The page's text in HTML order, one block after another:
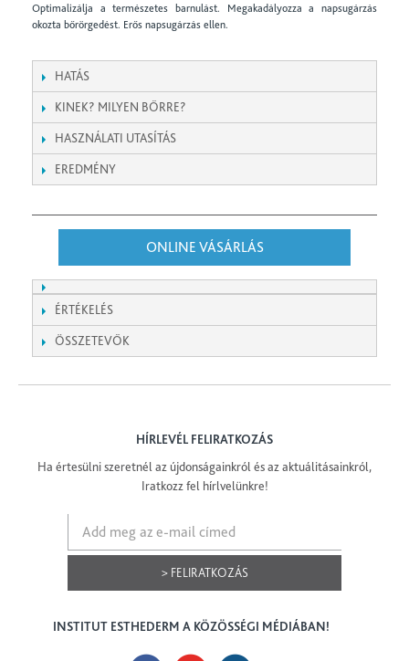
Optimalizálja a természetes barnulást. Megakadályozza a napsugárzás
okozta bőrörgedést. Erős napsugárzás ellen.
HATÁS
KINEK? MILYEN BŐRRE?
HASZNÁLATI UTASÍTÁS
EREDMÉNY
ONLINE VÁSÁRLÁS
ÉRTÉKELÉS
ÖSSZETEVŐK
HÍRLEVÉL FELIRATKOZÁS
Ha értesülni szeretnél az újdonságainkról és az aktuálitásainkról,
Iratkozz fel hírlvelünkre!
> FELIRATKOZÁS
INSTITUT ESTHEDERM A KÖZÖSSÉGI MÉDIÁBAN!